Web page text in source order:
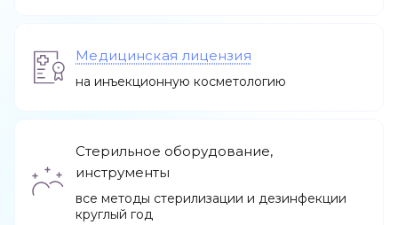
О нас
Медицинская лицензия
на инъекционную косметологию
Стерильное оборудование,
инструменты
все методы стерилизации и дезинфекции
круглый год